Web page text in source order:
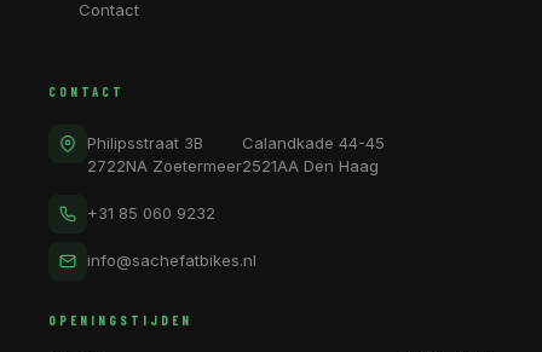
Contact
CONTACT
Philipsstraat 3B
2722NA Zoetermeer
Calandkade 44-45
2521AA Den Haag
+31 85 060 9232
info@sachefatbikes.nl
OPENINGSTIJDEN